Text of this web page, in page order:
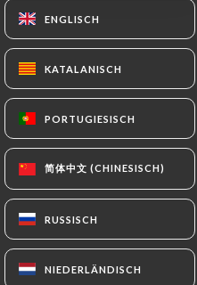
ENGLISCH
KATALANISCH
PORTUGIESISCH
简体中文 (CHINESISCH)
RUSSISCH
NIEDERLÄNDISCH
ENGLISCH
KATALANISCH
PORTUGIESISCH
简体中文 (CHINESISCH)
RUSSISCH
NIEDERLÄNDISCH